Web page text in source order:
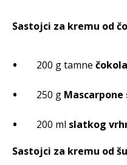
Sastojci za kremu od
200 g tamne
250 g Mascarpone
200 ml slatkog
Sastojci za kremu od